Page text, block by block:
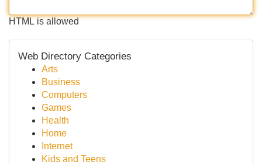
HTML is allowed
Web Directory Categories
Arts
Business
Computers
Games
Health
Home
Internet
Kids and Teens